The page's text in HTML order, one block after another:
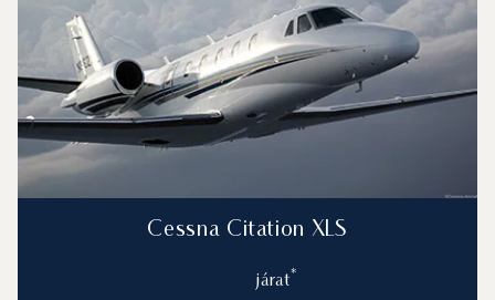
Cessna Citation XLS
járat*